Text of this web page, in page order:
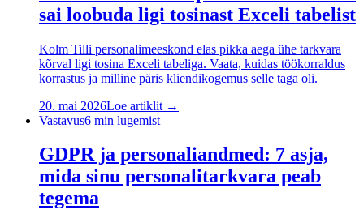
sai loobuda ligi tosinast Exceli tabelist
Kolm Tilli personalimeeskond elas pikka aega ühe tarkvara
kõrval ligi tosina Exceli tabeliga. Vaata, kuidas töökorraldus
korrastus ja milline päris kliendikogemus selle taga oli.
20. mai 2026Loe artiklit →
Vastavus6 min lugemist
GDPR ja personaliandmed: 7 asja,
mida sinu personalitarkvara peab
tegema